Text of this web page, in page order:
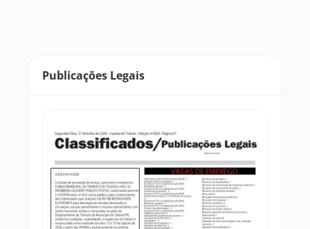
Publicações Legais